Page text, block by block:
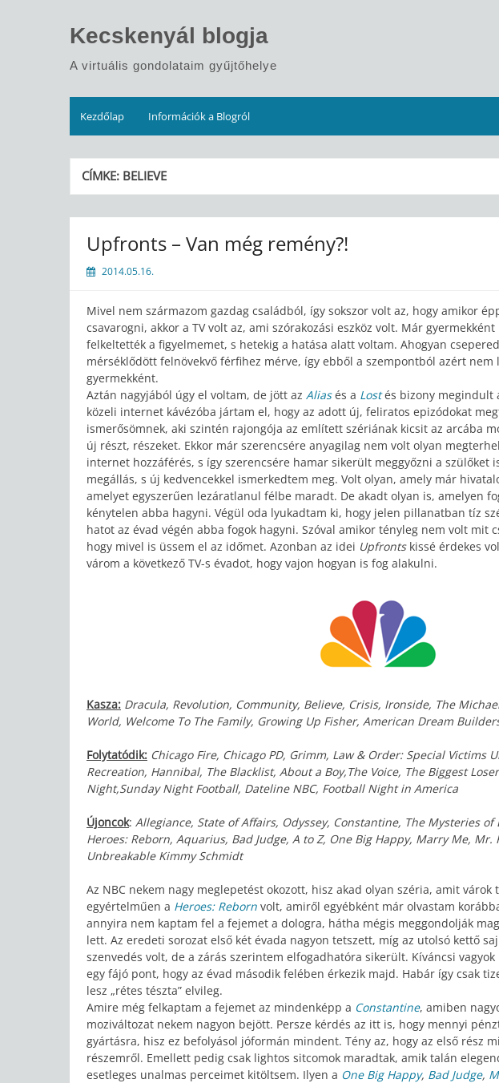
Kecskenyál blogja
A virtuális gondolataim gyűjtőhelye
Kezdőlap Információk a Blogról
CÍMKE: BELIEVE
Upfronts – Van még remény?!
2014.05.16.
Mivel nem származom gazdag családból, így sokszor volt az, hogy amikor
csavarogni, akkor a TV volt az, ami szórakozási eszköz volt. Már
felkeltették a figyelmemet, s hetekig a hatása alatt voltam. Ahogyan
mérséklődött felnövekvő férfihez mérve, így ebből a szempontból azért
gyermekként.
Aztán nagyjából úgy el voltam, de jött az Alias és a Lost és bizony megindult
közeli internet kávézóba jártam el, hogy az adott új, feliratos epizódokat
ismerősömnek, aki szintén rajongója az említett szériának kicsit az arcába
új részt, részeket. Ekkor már szerencsére anyagilag nem volt olyan
internet hozzáférés, s így szerencsére hamar sikerült meggyőzni a szülőket
megállás, s új kedvencekkel ismerkedtem meg. Volt olyan, amely már
amelyet egyszerűen lezáratlanul félbe maradt. De akadt olyan is, amelyen
kénytelen abba hagyni. Végül oda lyukadtam ki, hogy jelen pillanatban tíz
hatot az évad végén abba fogok hagyni. Szóval amikor tényleg nem volt mit
hogy mivel is üssem el az időmet. Azonban az idei Upfrontskissé érdekes
várom a következő TV-s évadot, hogy vajon hogyan is fog alakulni.
Kasza: Dracula, Revolution, Community, Believe, Crisis, Ironside, The Michael
World, Welcome To The Family, Growing Up Fisher, American Dream
Folytatódik: Chicago Fire, Chicago PD, Grimm, Law & Order: Special Victims
Recreation, Hannibal, The Blacklist, About a Boy,The Voice, The Biggest
Night,Sunday Night Football, Dateline NBC, Football Night in America
Újoncok: Allegiance, State of Affairs, Odyssey, Constantine, The Mysteries of
Heroes: Reborn, Aquarius, Bad Judge, A to Z, One Big Happy, Marry Me,
Unbreakable Kimmy Schmidt
Az NBC nekem nagy meglepetést okozott, hisz akad olyan széria, amit
egyértelműen a Heroes: Reborn volt, amiről egyébként már olvastam
annyira nem kaptam fel a fejemet a dologra, hátha mégis meggondolják
lett. Az eredeti sorozat első két évada nagyon tetszett, míg az utolsó kettő
szenvedés volt, de a zárás szerintem elfogadhatóra sikerült. Kíváncsi
egy fájó pont, hogy az évad második felében érkezik majd. Habár így csak
lesz „rétes tészta” elvileg.
Amire még felkaptam a fejemet az mindenképp a Constantine, amiben
moziváltozat nekem nagyon bejött. Persze kérdés az itt is, hogy mennyi
gyártásra, hisz ez befolyásol jóformán mindent. Tény az, hogy az első rész
részemről. Emellett pedig csak lightos sitcomok maradtak, amik talán
esetleges unalmas perceimet kitöltsem. Ilyen a One Big Happy, Bad Judge,